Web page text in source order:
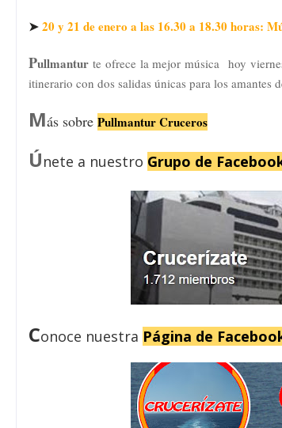
➤20 y 21 de enero a las 16.30 a 18.30 horas:
Pullmantur te ofrece la mejor música hoy
itinerario con dos salidas únicas para los amantes
Más sobre Pullmantur Cruceros
Únete a nuestro Grupo de
Conoce nuestra Página de